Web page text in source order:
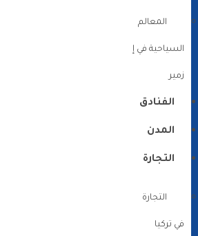
المعالم
السياحية في إ
زمير
الفنادق
المدن
التجارة
التجارة
في تركيا